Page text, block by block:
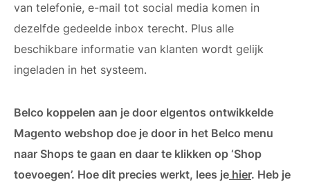
van telefonie, e-mail tot social media komen in
dezelfde gedeelde inbox terecht. Plus alle
beschikbare informatie van klanten wordt gelijk
ingeladen in het systeem.
Belco koppelen aan je door elgentos ontwikkelde
Magento webshop doe je door in het Belco menu
naar Shops te gaan en daar te klikken op ‘Shop
toevoegen’. Hoe dit precies werkt, lees je hier. Heb je